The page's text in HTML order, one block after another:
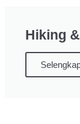
Hiking